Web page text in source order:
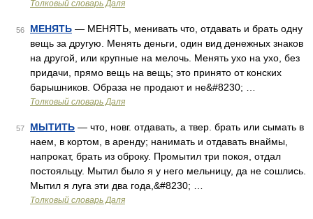
Толковый словарь Даля
56 МЕНЯТЬ — МЕНЯТЬ, менивать что, отдавать и брать одну
вещь за другую. Менять деньги, один вид денежных знаков
на другой, или крупные на мелочь. Менять ухо на ухо, без
придачи, прямо вещь на вещь; это принято от конских
барышников. Образа не продают и не&#8230; …
Толковый словарь Даля
57 МЫТИТЬ — что, новг. отдавать, а твер. брать или сымать в
наем, в кортом, в аренду; нанимать и отдавать внаймы,
напрокат, брать из оброку. Промытил три покоя, отдал
постояльцу. Мытил было я у него мельницу, да не сошлись.
Мытил я луга эти два года,&#8230; …
Толковый словарь Даля